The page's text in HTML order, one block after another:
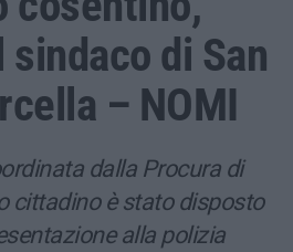
di San
– NOMI
dalla Procura di
cittadino è stato disposto
alla polizia